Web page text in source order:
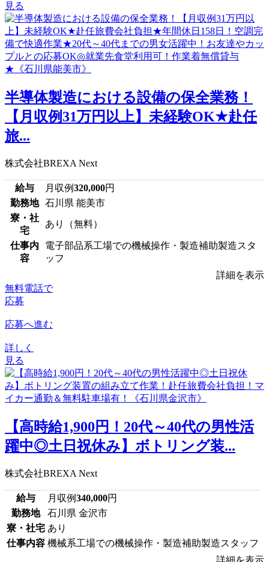
見る
半導体製造における設備の保全業務！
【月収例31万円以上】未経験OK★赴任
旅...
株式会社BREXA Next
給与 月収例320,000円
勤務地 石川県 能美市
寮・社
宅
あり（無料）
仕事内
容
電子部品系工場での機械操作・製造補助製造スタ
ッフ
詳細を表示
無料電話で
応募
応募へ進む
詳しく
見る
【高時給1,900円！20代～40代の男性活
躍中◎土日祝休み】ボトリング装...
株式会社BREXA Next
給与 月収例340,000円
勤務地
石川県 金沢市
寮・社宅 あり
仕事内容 機械系工場での機械操作・製造補助製造スタッフ
詳細を表示